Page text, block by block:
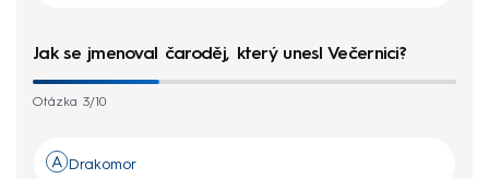
Jak se jmenoval čaroděj, který unesl Večernici?
Otázka 3/10
Drakomor